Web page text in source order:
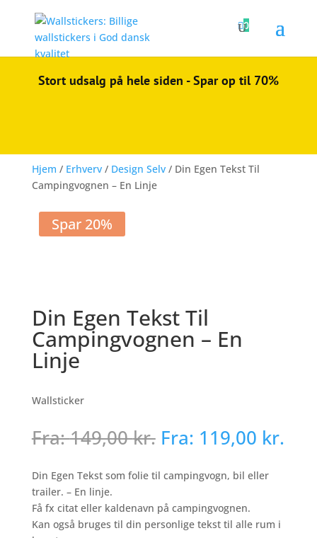
0
Stort udsalg på hele siden - Spar op til 70%
Hjem / Erhverv/ Design Selv/ Din Egen Tekst Til
Campingvognen – En Linje
Spar 20%
Din Egen Tekst Til
Campingvognen – En
Linje
Wallsticker
Fra:149,00kr. Fra: 119,00 kr.
Din Egen Tekst som folie til campingvogn, bil eller
trailer. – En linje.
Få fx citat eller kaldenavn på campingvognen.
Kan også bruges til din personlige tekst til alle rum i